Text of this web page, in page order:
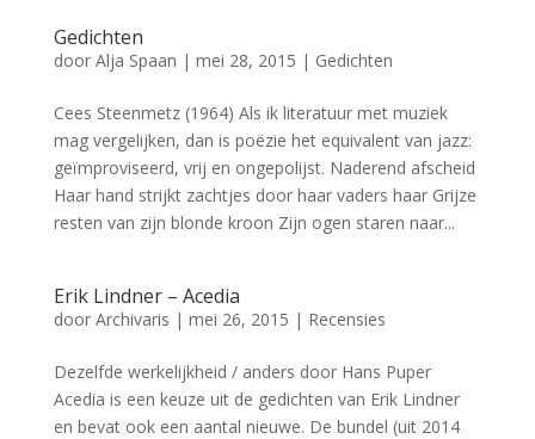
Gedichten
door Alja Spaan | mei 28, 2015 | Gedichten
Cees Steenmetz (1964) Als ik literatuur met muziek
mag vergelijken, dan is poëzie het equivalent van jazz:
geïmproviseerd, vrij en ongepolijst. Naderend afscheid
Haar hand strijkt zachtjes door haar vaders haar Grijze
resten van zijn blonde kroon Zijn ogen staren naar...
Erik Lindner – Acedia
door Archivaris | mei 26, 2015 | Recensies
Dezelfde werkelijkheid / anders door Hans Puper
Acedia is een keuze uit de gedichten van Erik Lindner
en bevat ook een aantal nieuwe. De bundel (uit 2014